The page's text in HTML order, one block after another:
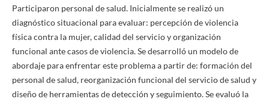
Participaron personal de salud. Inicialmente se realizó un
diagnóstico situacional para evaluar: percepción de violencia
física contra la mujer, calidad del servicio y organización
funcional ante casos de violencia. Se desarrolló un modelo de
abordaje para enfrentar este problema a partir de: formación del
personal de salud, reorganización funcional del servicio de salud y
diseño de herramientas de detección y seguimiento. Se evaluó la